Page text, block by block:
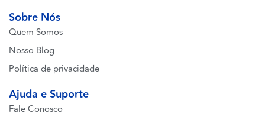
Sobre Nós
Quem Somos
Nosso Blog
Política de privacidade
Ajuda e Suporte
Fale Conosco